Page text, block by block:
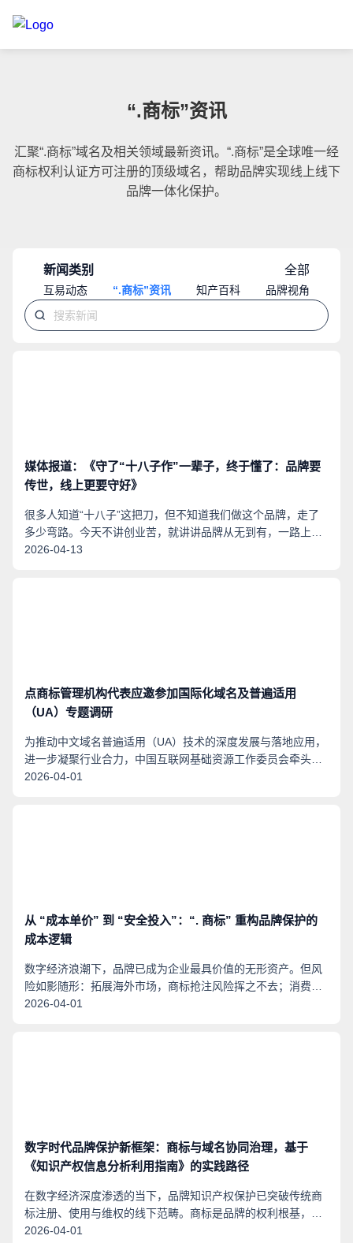
“.商标”资讯
汇聚“.商标”域名及相关领域最新资讯。“.商标”是全球唯一经
商标权利认证方可注册的顶级域名，帮助品牌实现线上线下
品牌一体化保护。
新闻类别 全部
互易动态 “.商标”资讯 知产百科 品牌视角
媒体报道：《守了“十八子作”一辈子，终于懂了：品牌要
传世，线上更要守好》
很多人知道“十八子”这把刀，但不知道我们做这个品牌，走了
多少弯路。今天不讲创业苦，就讲讲品牌从无到有，一路上的
那些“坑”。
2026-04-13
点商标管理机构代表应邀参加国际化域名及普遍适用
（UA）专题调研
为推动中文域名普遍适用（UA）技术的深度发展与落地应用，
进一步凝聚行业合力，中国互联网基础资源工作委员会牵头组
织行业专家于3月23日至24日赴浙江杭州开展国际化域名及普
2026-04-01
从 “成本单价” 到 “安全投入”：“. 商标” 重构品牌保护的
成本逻辑
数字经济浪潮下，品牌已成为企业最具价值的无形资产。但风
险如影随形：拓展海外市场，商标抢注风险挥之不去；消费者
搜官网时，仿冒域名可能截流用户；知名度提升后，各类 “搭
2026-04-01
数字时代品牌保护新框架：商标与域名协同治理，基于
《知识产权信息分析利用指南》的实践路径
在数字经济深度渗透的当下，品牌知识产权保护已突破传统商
标注册、使用与维权的线下范畴。商标是品牌的权利根基，域
名是品牌在网络空间的入口，二者协同并存、一体守护，共同
2026-04-01